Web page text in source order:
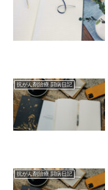
抗がん剤治療 闘病日記
抗がん剤治療 闘病日記